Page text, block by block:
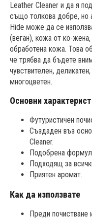
Leather Cleaner и да я
също толкова добре, но
Hide може да се
(веган), кожа от ко-
обработена кожа. Това
че трябва да бъдете
чувствителен,
многоцветен.
Основни
Футуристичен
Създаден въз
Cleaner.
Подобрена
Подходящ за
Приятен аромат.
Как да използвате
Преди почистване